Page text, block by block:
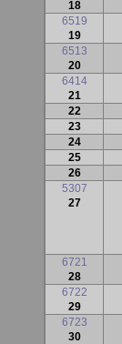
18
6519
19
6513
20
6414
21
22
23
24
25
26
5307
27
6721
28
6722
29
6723
30